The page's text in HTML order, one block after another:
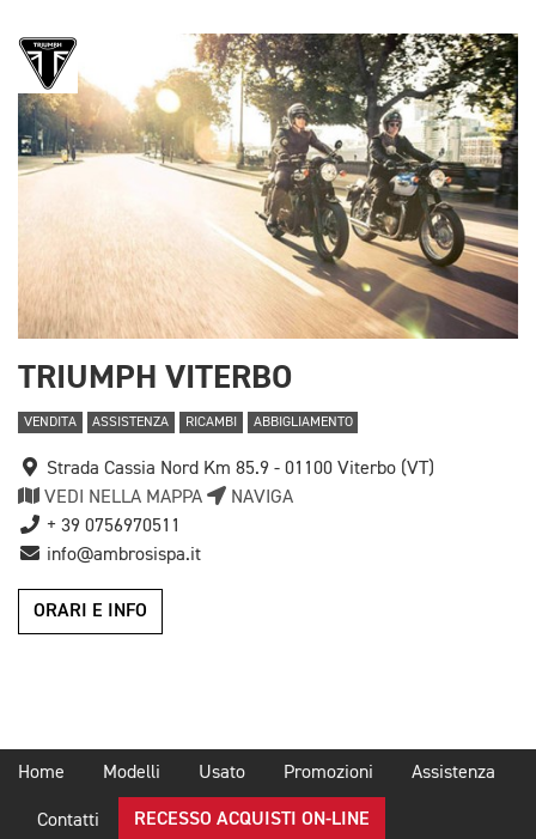
TRIUMPH VITERBO
VENDITA ASSISTENZA RICAMBI ABBIGLIAMENTO
Strada Cassia Nord Km 85.9 - 01100 Viterbo (VT)
VEDI NELLA MAPPA
NAVIGA
+ 39 0756970511
info@ambrosispa.it
ORARI E INFO
Home Modelli Usato Promozioni Assistenza
Contatti RECESSO ACQUISTI ON-LINE